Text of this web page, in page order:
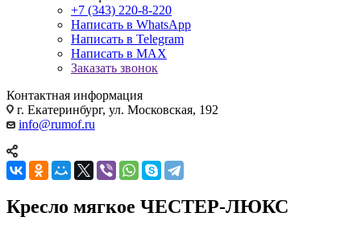
+7 (343) 220-8-220
Написать в WhatsApp
Написать в Telegram
Написать в MAX
Заказать звонок
Контактная информация
г. Екатеринбург, ул. Московская, 192
info@rumof.ru
Кресло мягкое ЧЕСТЕР-ЛЮКС